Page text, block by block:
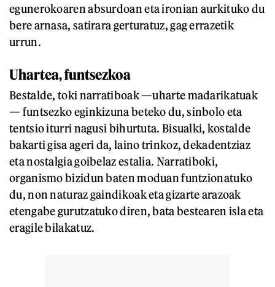
egunerokoaren absurdoan eta ironian aurkituko du
bere arnasa, satirara gerturatuz, gag errazetik
urrun.
Uhartea, funtsezkoa
Bestalde, toki narratiboak —uharte madarikatuak
— funtsezko eginkizuna beteko du, sinbolo eta
tentsio iturri nagusi bihurtuta. Bisualki, kostalde
bakarti gisa ageri da, laino trinkoz, dekadentziaz
eta nostalgia goibelaz estalia. Narratiboki,
organismo bizidun baten moduan funtzionatuko
du, non naturaz gaindikoak eta gizarte arazoak
etengabe gurutzatuko diren, bata bestearen isla eta
eragile bilakatuz.